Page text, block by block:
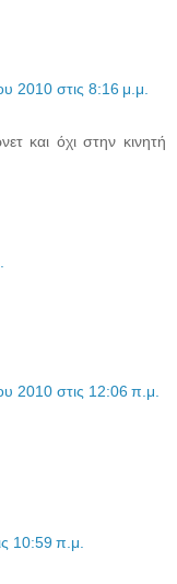
2010 στις 8:16 μ.μ.
και όχι στην κινητή
2010 στις 12:06 π.μ.
10:59 π.μ.